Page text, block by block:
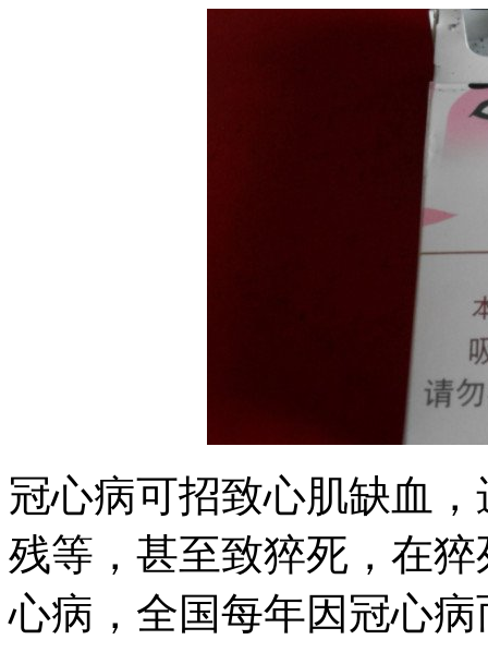
冠心病可招致心肌缺血
残等，甚至致猝死，在
心病，全国每年因冠心